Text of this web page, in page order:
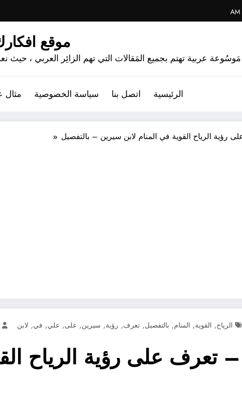
موقع
عربية تهتم بجميع المَقالات التي تهم الزائِر العربي ،
الرئيسية اتصل بنا سياسة الخصوصية
الرياح القوية في المنام لابن سيرين – بالتفصيل
الرياح, القوية, المنام, بالتفصيل, تعرف, رؤية, سيرين, على, علي, في, لابن
على رؤية الرياح